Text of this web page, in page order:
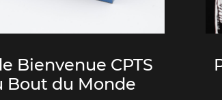
Bienvenue CPTS
Bout du Monde